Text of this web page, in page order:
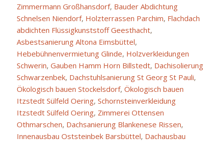
Zimmermann Großhansdorf, Bauder Abdichtung
Schnelsen Niendorf, Holzterrassen Parchim, Flachdach
abdichten Flüssigkunststoff Geesthacht,
Asbestsanierung Altona Eimsbüttel,
Hebebühnenvermietung Glinde, Holzverkleidungen
Schwerin, Gauben Hamm Horn Billstedt, Dachisolierung
Schwarzenbek, Dachstuhlsanierung St Georg St Pauli,
Ökologisch bauen Stockelsdorf, Ökologisch bauen
Itzstedt Sülfeld Oering, Schornsteinverkleidung
Itzstedt Sülfeld Oering, Zimmerei Ottensen
Othmarschen, Dachsanierung Blankenese Rissen,
Innenausbau Oststeinbek Barsbüttel, Dachausbau